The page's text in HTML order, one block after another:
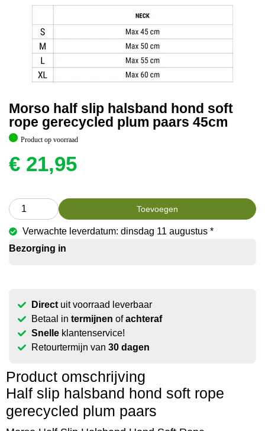
Morso half slip halsband hond soft
rope gerecycled plum paars 45cm
Product op voorraad
€ 21,95
Toevoegen
Verwachte leverdatum: dinsdag 11 augustus *
Bezorging in
Directuit voorraad leverbaar
Betaal in termijnen ofachteraf
Snelleklantenservice!
Retourtermijn van 30 dagen
Product omschrijving
Half slip halsband hond soft rope
gerecycled plum paars